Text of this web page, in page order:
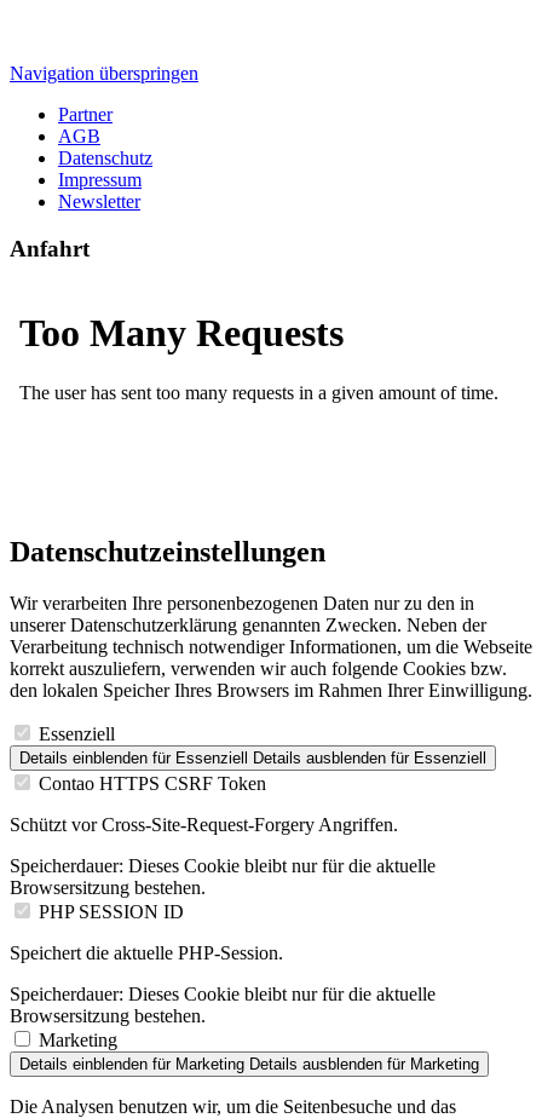
Navigation überspringen
Partner
AGB
Datenschutz
Impressum
Newsletter
Anfahrt
Datenschutzeinstellungen
Wir verarbeiten Ihre personenbezogenen Daten nur zu den in
unserer Datenschutzerklärung genannten Zwecken. Neben der
Verarbeitung technisch notwendiger Informationen, um die Webseite
korrekt auszuliefern, verwenden wir auch folgende Cookies bzw.
den lokalen Speicher Ihres Browsers im Rahmen Ihrer Einwilligung.
Essenziell
Details einblenden für Essenziell Details ausblenden für Essenziell
Contao HTTPS CSRF Token
Schützt vor Cross-Site-Request-Forgery Angriffen.
Speicherdauer: Dieses Cookie bleibt nur für die aktuelle
Browsersitzung bestehen.
PHP SESSION ID
Speichert die aktuelle PHP-Session.
Speicherdauer: Dieses Cookie bleibt nur für die aktuelle
Browsersitzung bestehen.
Marketing
Details einblenden für Marketing Details ausblenden für Marketing
Die Analysen benutzen wir, um die Seitenbesuche und das